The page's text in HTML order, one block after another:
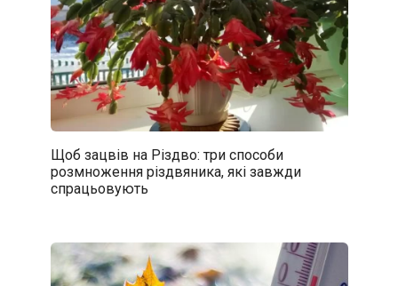
Щоб зацвів на Різдво: три способи
розмноження різдвяника, які завжди
спрацьовують